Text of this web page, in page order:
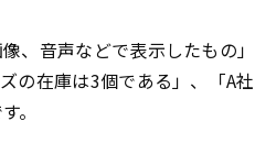
、音声などで表示したもの」
の在庫は3個である」、「A社
。